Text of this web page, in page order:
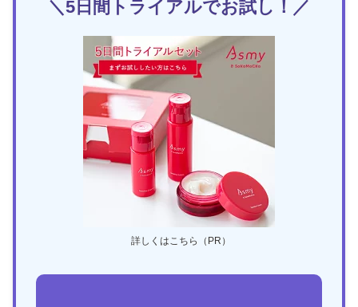
＼5日間トライアルでお試し！／
詳しくはこちら（PR）